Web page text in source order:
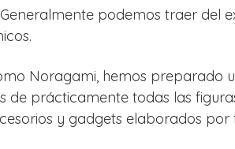
podemos traer del
Noragami, hemos preparado
prácticamente todas las
y gadgets elaborados